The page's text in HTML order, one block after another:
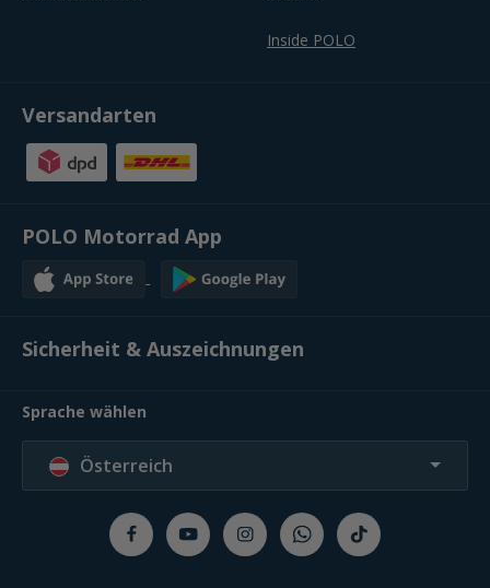
Inside POLO
Versandarten
POLO Motorrad App
Sicherheit & Auszeichnungen
Sprache wählen
Österreich